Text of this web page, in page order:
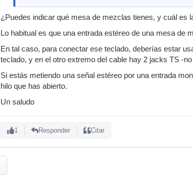
¿Puedes indicar qué mesa de mezclas tienes, y cuál es
Lo habitual es que una entrada estéreo de una mesa de
En tal caso, para conectar ese teclado, deberías estar
teclado, y en el otro extremo del cable hay 2 jacks TS -
Si estás metiendo una señal estéreo por una entrada
hilo que has abierto.
Un saludo
1 Responder Citar